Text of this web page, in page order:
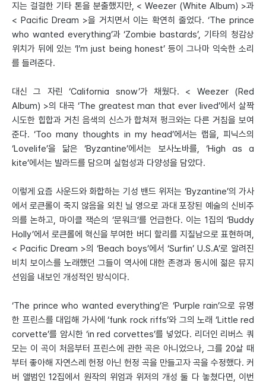
지는 걸걸한 기타 톤을 분출했지만, < Weezer (White Album) >과
< Pacific Dream >을 거치면서 이는 확연히 줄었다. ‘The prince
who wanted everything’과 ‘Zombie bastards’, 기타의 청감상
위치가 뒤에 있는 ‘I’m just being honest’ 등이 그나마 익숙한 소리
를 들려준다.
대신 그 자린 ‘California snow’가 채웠다. < Weezer (Red
Album) >의 대곡 ‘The greatest man that ever lived’에서 살짝
시도한 힙합과 거친 음색의 신스가 합쳐져 펑크와는 다른 거침을 보여
준다. ‘Too many thoughts in my head’에서는 랩을, 피닉스의
‘Lovelife’을 닮은 ‘Byzantine’에서는 보사노바를, ‘High as a
kite’에서는 발라드를 담으며 실험성과 다양성을 담았다.
이렇게 요즘 사운드와 화합하는 기성 밴드 위저는 ‘Byzantine’의 가사
에서 로큰롤이 죽지 않음을 외친 닐 영으로 과대 포장된 예술의 신비주
의를 논하고, 마이클 잭슨의 ‘문워크’를 언급한다. 이는 1집의 ‘Buddy
Holly’에서 로큰롤에 혁신을 부여한 버디 할리를 지질남으로 표현하며,
< Pacific Dream >의 ‘Beach boys’에서 ‘Surfin’ U.S.A’로 알려진
비치 보이스를 노래했던 그들이 역사에 대한 존경과 동시에 젊은 뮤지
션임을 내보인 개성적인 방식이다.
‘The prince who wanted everything’은 ‘Purple rain’으로 유명
한 프린스를 대입해 가사에 ‘funk rock riffs’와 그의 노래 ‘Little red
corvette’를 암시한 ‘in red corvettes’를 넣었다. 리더인 리버스 쿼
모는 이 곡이 처음부터 프린스에 관한 곡은 아니었으나, 그를 20살 때
부터 좋아해 자연스레 헌정 아닌 헌정 곡을 만들고자 곡을 수정했다. 커
버 앨범인 12집에서 원작의 위엄과 위저의 개성 둘 다 놓쳤다면, 이번